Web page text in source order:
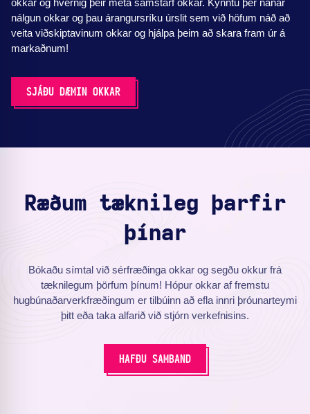
okkar og hvernig þeir meta samstarf okkar. Kynntu þér nánar
nálgun okkar og þau árangursríku úrslit sem við höfum náð að
veita viðskiptavinum okkar og hjálpa þeim að skara fram úr á
markaðnum!
SJÁÐU DÆMIN OKKAR
Ræðum tæknileg þarfir
þínar
Bókaðu símtal við sérfræðinga okkar og segðu okkur frá
tæknilegum þörfum þínum! Hópur okkar af fremstu
hugbúnaðarverkfræðingum er tilbúinn að efla innri þróunarteymi
þitt eða taka alfarið við stjórn verkefnisins.
HAFÐU SAMBAND